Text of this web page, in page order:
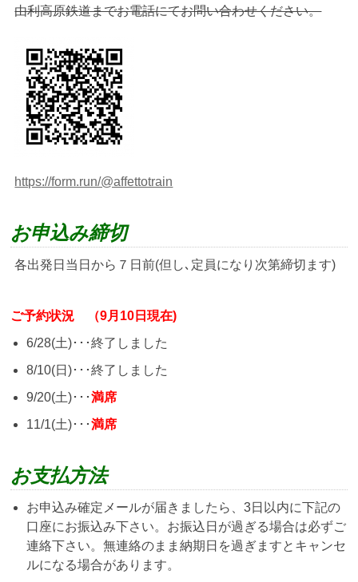
由利高原鉄道までお電話にてお問い合わせください。
https://form.run/@affettotrain
お申込み締切
各出発日当日から７日前(但し､定員になり次第締切ます)
ご予約状況 （9月10日現在)
6/28(土)･･･終了しました
8/10(日)･･･終了しました
9/20(土)･･･満席
11/1(土)･･･満席
お支払方法
お申込み確定メールが届きましたら、3日以内に下記の
口座にお振込み下さい。お振込日が過ぎる場合は必ずご
連絡下さい。無連絡のまま納期日を過ぎますとキャンセ
ルになる場合があります。